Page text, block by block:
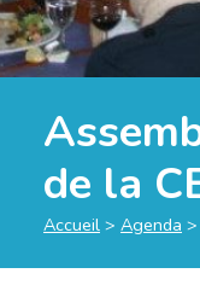
de la
Accueil > Agenda >